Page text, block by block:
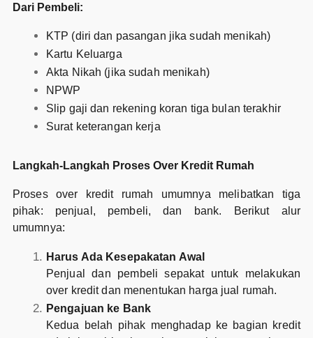
Dari Pembeli:
KTP (diri dan pasangan jika sudah menikah)
Kartu Keluarga
Akta Nikah (jika sudah menikah)
NPWP
Slip gaji dan rekening koran tiga bulan terakhir
Surat keterangan kerja
Langkah-Langkah Proses Over Kredit Rumah
Proses over kredit rumah umumnya melibatkan tiga
pihak: penjual, pembeli, dan bank. Berikut alur
umumnya:
Harus Ada Kesepakatan Awal
Penjual dan pembeli sepakat untuk melakukan
over kredit dan menentukan harga jual rumah.
Pengajuan ke Bank
Kedua belah pihak menghadap ke bagian kredit